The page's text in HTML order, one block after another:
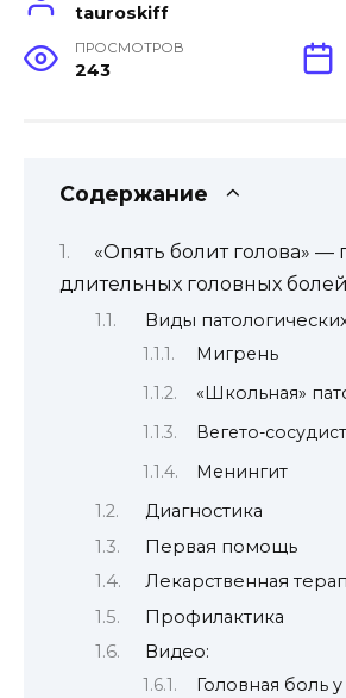
tauroskiff
ПРОСМОТРОВ
243
Содержание
«Опять болит голова»
длительных головных
Виды
Мигрень
«Школьная»
Вегето-
Менингит
Диагностика
Первая помощь
Лекарственная
Профилактика
Видео:
Головная боль